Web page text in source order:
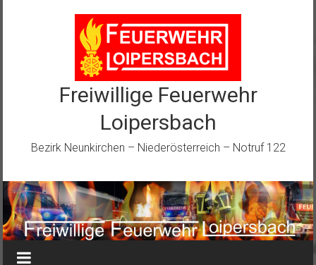
Freiwillige Feuerwehr
Loipersbach
Bezirk Neunkirchen – Niederösterreich – Notruf 122